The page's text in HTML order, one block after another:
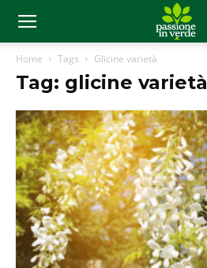
Home Tags Glicine varietà
Tag: glicine varietà